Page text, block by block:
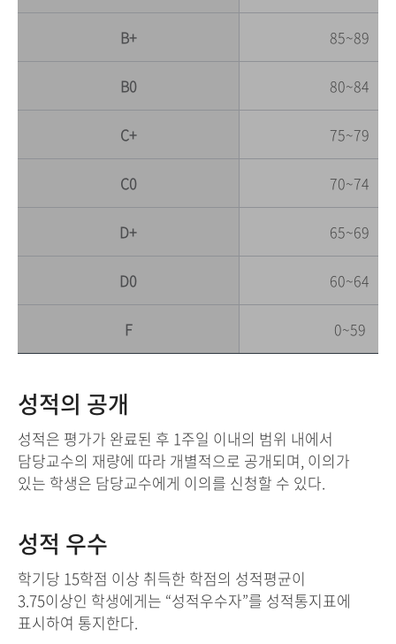
B+ 85~89
B0 80~84
C+ 75~79
C0 70~74
D+ 65~69
D0 60~64
F 0~59
성적의 공개
성적은 평가가 완료된 후 1주일 이내의 범위 내에서
담당교수의 재량에 따라 개별적으로 공개되며, 이의가
있는 학생은 담당교수에게 이의를 신청할 수 있다.
성적 우수
학기당 15학점 이상 취득한 학점의 성적평균이
3.75이상인 학생에게는 “성적우수자”를 성적통지표에
표시하여 통지한다.